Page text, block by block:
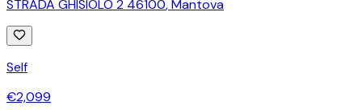
STRADA GHISIOLO 2 46100,Mantova
Self
€2,099